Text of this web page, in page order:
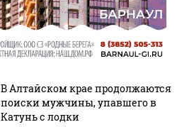
В Алтайском крае продолжаются
поиски мужчины, упавшего в
Катунь с лодки